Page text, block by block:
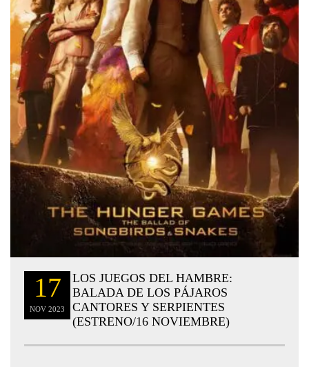
17
NOV 2023
LOS JUEGOS DEL HAMBRE:
BALADA DE LOS PÁJAROS
CANTORES Y SERPIENTES
(ESTRENO/16 NOVIEMBRE)